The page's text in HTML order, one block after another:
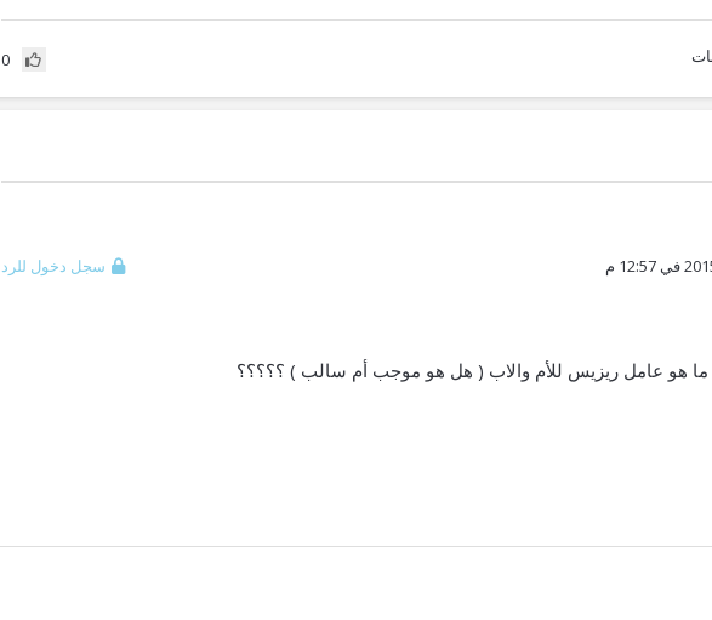
0
سجل دخول للرد
ما هو عامل ريزيس للأم والاب ( هل هو موجب أم سالب ) ؟؟؟؟؟